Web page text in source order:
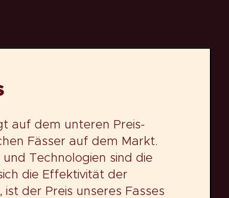
auf dem unteren Preis-
Fässer auf dem Markt.
Technologien sind die
die Effektivität der
der Preis unseres Fasses